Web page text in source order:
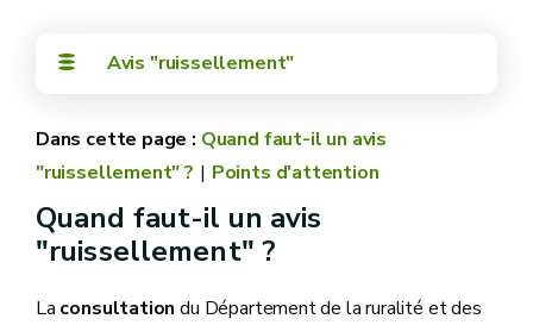
Avis "ruissellement"
Quand faut-il un avis
"ruissellement" ?
Points d'attention
Quand faut-il un avis
"ruissellement" ?
La consultationdu Département de la ruralité et des